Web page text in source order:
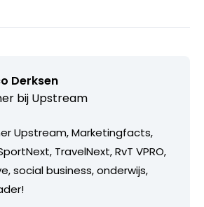
Derksen
bij Upstream
Upstream, Marketingfacts,
TravelNext, RvT VPRO,
social business, onderwijs,